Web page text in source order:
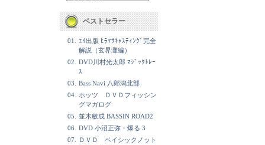
ベストセラー
01.
ｴｲ出版 ﾋﾗﾏｻｷｬｽﾃｨﾝｸﾞ完全
解説（玄界灘編）
02.
DVD川村光太郎 ﾏｼﾞｯｸﾄﾚｰ
ｽ
03.
Bass Navi 八郎潟北部
04.
ホッツ ＤＶＤフィッシン
グマガログ
05.
並木敏成 BASSIN ROAD2
06. DVD 小沼正弥・爆る 3
07.
ＤＶＤ ベイシックノット